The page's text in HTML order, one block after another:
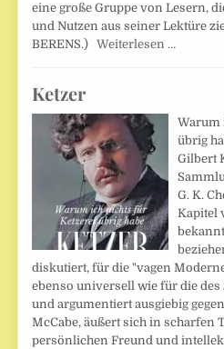
eine große Gruppe von Lesern,
und Nutzen aus seiner Lektüre
BERENS.)Weiterlesen …
Ketzer
Warum
übrig
Gilbert
G. K.
Kapitel
diskutiert, für die "vagen
ebenso universell wie für die
und argumentiert ausgiebig
McCabe, äußert sich in scharfen
persönlichen Freund und